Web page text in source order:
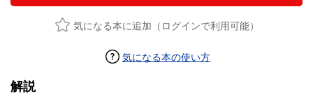
気になる本に追加（ログインで利用可能）
気になる本の使い方
解説